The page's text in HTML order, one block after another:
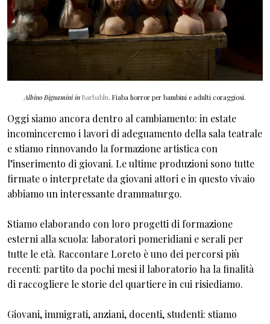
Albino Bignamini in Barbablu. Fiaba horror per bambini e adulti coraggiosi.
Oggi siamo ancora dentro al cambiamento: in estate
incominceremo i lavori di adeguamento della sala teatrale
e stiamo rinnovando la formazione artistica con
l’inserimento di giovani. Le ultime produzioni sono tutte
firmate o interpretate da giovani attori e in questo vivaio
abbiamo un interessante drammaturgo.
Stiamo elaborando con loro progetti di formazione
esterni alla scuola: laboratori pomeridiani e serali per
tutte le età. Raccontare Loreto è uno dei percorsi più
recenti: partito da pochi mesi il laboratorio ha la finalità
di raccogliere le storie del quartiere in cui risiediamo.
Giovani, immigrati, anziani, docenti, studenti: stiamo